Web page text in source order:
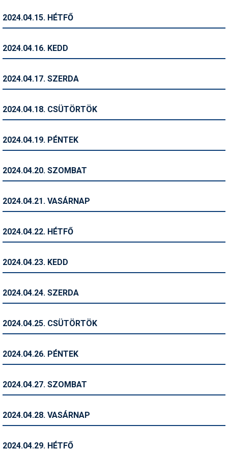
Símánia
Síszerviz
Snowboard
Szakértők
Telemark
Történelem
Utazási tippek
2024.04.15. HÉTFŐ
2024.04.16. KEDD
2024.04.17. SZERDA
2024.04.18. CSÜTÖRTÖK
2024.04.19. PÉNTEK
2024.04.20. SZOMBAT
2024.04.21. VASÁRNAP
2024.04.22. HÉTFŐ
2024.04.23. KEDD
2024.04.24. SZERDA
2024.04.25. CSÜTÖRTÖK
2024.04.26. PÉNTEK
2024.04.27. SZOMBAT
2024.04.28. VASÁRNAP
2024.04.29. HÉTFŐ